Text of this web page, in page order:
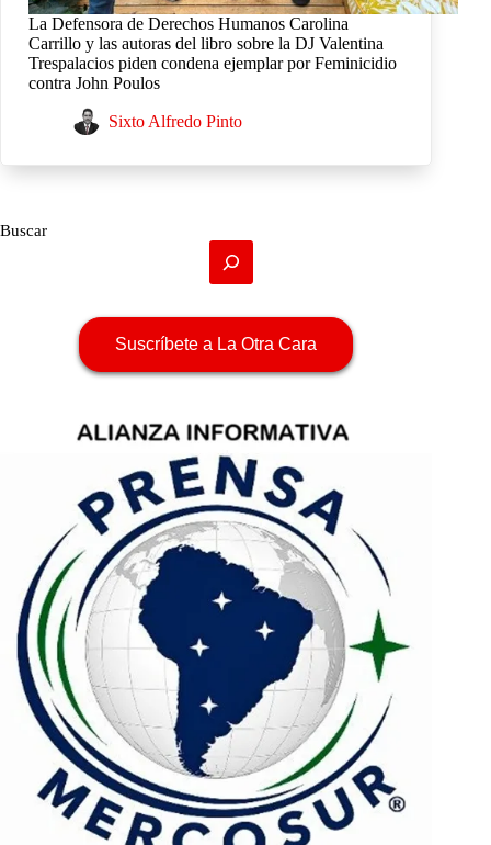
La Defensora de Derechos Humanos Carolina
Carrillo y las autoras del libro sobre la DJ Valentina
Trespalacios piden condena ejemplar por Feminicidio
contra John Poulos
Sixto Alfredo Pinto
Buscar
Suscríbete a La Otra Cara